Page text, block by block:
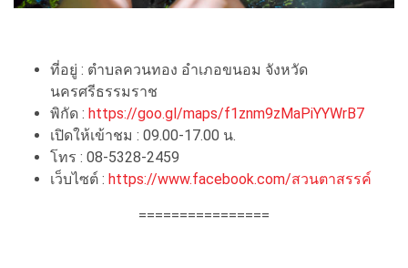
ที่อยู่ : ตำบลควนทอง อำเภอขนอม จังหวัด
นครศรีธรรมราช
พิกัด : https://goo.gl/maps/f1znm9zMaPiYYWrB7
เปิดให้เข้าชม : 09.00-17.00 น.
โทร : 08-5328-2459
เว็บไซต์ : https://www.facebook.com/สวนตาสรรค์
================